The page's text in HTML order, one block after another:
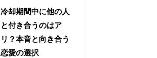
冷却期間中に他の人
と付き合うのはア
リ？本音と向き合う
恋愛の選択